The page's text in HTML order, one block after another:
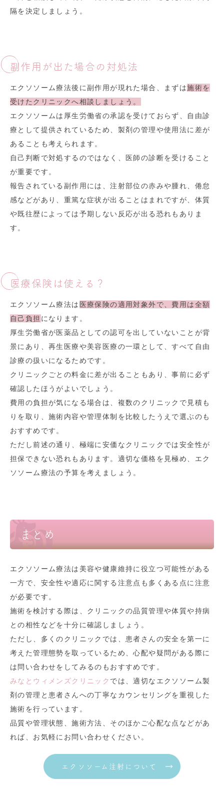
隔を決定しましょう。
副作用が出た場合の対処法
エクソソーム療法後に副作用が現れた場合、まずは施術を
受けたクリニックへ相談しましょう。
エクソソームは厚生労働省の承認を受けておらず、自由診
療として提供されているため、製剤の管理や使用法に差が
あることも考えられます。
自己判断で対処するのではなく、医師の診断を受けること
が重要です。
報告されている副作用には、注射部位の赤みや腫れ、倦怠
感などがあり、重篤な症状が出ることはまれですが、体質
や既往歴によっては予期しない反応が出る恐れもありま
す。
医療保険は使える？
エクソソーム療法は 医療保険の適用対象外で、費用は全額
自己負担 になります。
厚生労働省が医薬品としての認可を出していないことが背
景にあり、再生医療や美容医療の一環として、すべて自由
診療の扱いになるためです。
クリニックごとの料金に差が出ることもあり、事前に必ず
確認したほうがよいでしょう。
費用の負担が気になる場合は、複数のクリニックで見積も
りを取り、施術内容や管理体制を比較したうえで選ぶのも
おすすめです。
ただし前述の通り、極端に安価なクリニックでは安全性が
担保できない恐れもあります。適切な価格を見極め、エク
ソソーム療法の予算を考えましょう。
まとめ
エクソソーム療法は美容や健康維持に役立つ可能性がある
一方で、安全性や適応に関する注意点も多くある点に注意
が必要です。
施術を検討する際は、クリニックの品質管理や体質や持病
との相性などを十分に確認しましょう。
ただし、多くのクリニックでは、患者さんの安全を第一に
考えた管理態勢を取っているため、心配や疑問がある際に
は問い合わせをしてみるのもおすすめです。
みなとウィメンズクリニック では、適切なエクソソーム製
剤の管理と患者さんへの丁寧なカウンセリングを重視した
施術を行っています。
品質や管理状態、施術方法、そのほかご心配な点などがあ
れば、お気軽にお問い合わせください。
エクソソーム注射について